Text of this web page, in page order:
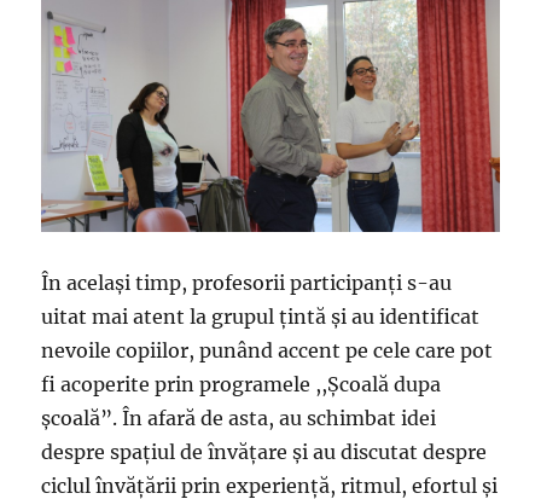
În acelaşi timp, profesorii participanţi s-au
uitat mai atent la grupul ţintă şi au identificat
nevoile copiilor, punând accent pe cele care pot
fi acoperite prin programele ,,Şcoală dupa
şcoală”. În afară de asta, au schimbat idei
despre spaţiul de învăţare şi au discutat despre
ciclul învăţării prin experienţă, ritmul, efortul şi